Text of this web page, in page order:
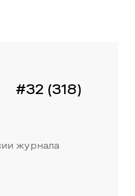
#32 (318)
журнала